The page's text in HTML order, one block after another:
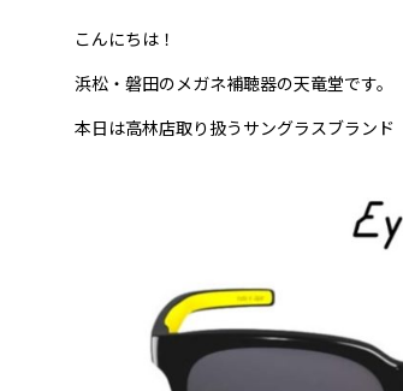
こんにちは！
浜松・磐田のメガネ補聴器の天竜堂です。
本日は高林店取り扱うサングラスブランド